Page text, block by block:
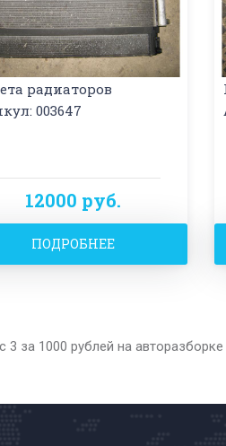
радиаторов
003647
12000 руб.
ПОДРОБНЕЕ
за 1000 рублей на